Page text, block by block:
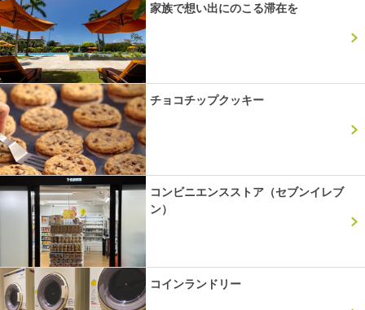
家族で想い出にのこる滞在を
チョコチップクッキー
コンビニエンスストア（セブンイレブ
ン）
コインランドリー